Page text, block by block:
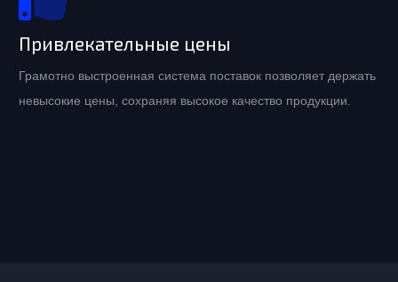
Привлекательные цены
Грамотно выстроенная система поставок позволяет держать
невысокие цены, сохраняя высокое качество продукции.